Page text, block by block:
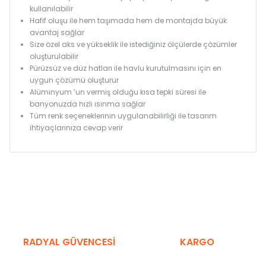
kullanılabilir
Hafif oluşu ile hem taşımada hem de montajda büyük
avantaj sağlar
Size özel aks ve yükseklik ile istediğiniz ölçülerde çözümler
oluşturulabilir
Pürüzsüz ve düz hatları ile havlu kurutulmasını için en
uygun çözümü oluşturur
Alüminyum ’un vermiş olduğu kısa tepki süresi ile
banyonuzda hızlı ısınma sağlar
Tüm renk seçeneklerinin uygulanabilirliği ile tasarım
ihtiyaçlarınıza cevap verir
RADYAL GÜVENCESİ KARGO